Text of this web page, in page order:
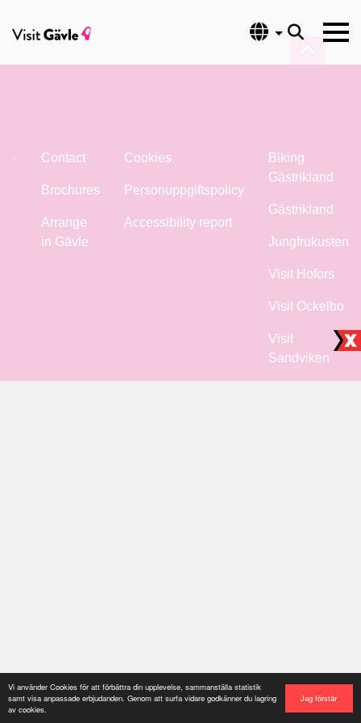
Jag förstår
Vi använder Cookies för att förbättra din upplevelse, sammanställa statistik
samt visa anpassade erbjudanden. Genom att surfa vidare godkänner du lagring
av cookies.
Language
Contact
Brochures
Arrange
in Gävle
Cookies
Personuppgiftspolicy
Accessibility report
Biking
Gästrikland
Gästrikland
Jungfrukusten
Visit Hofors
Visit Ockelbo
Visit
Sandviken